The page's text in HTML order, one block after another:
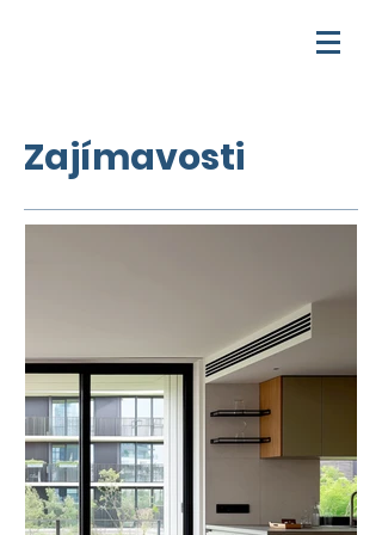
Zajímavosti